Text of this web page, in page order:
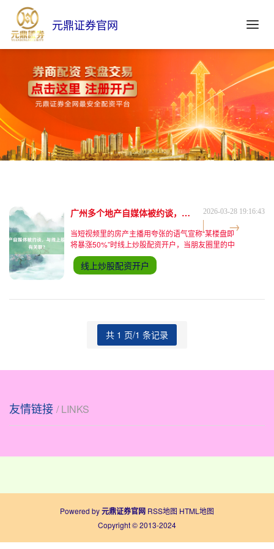
元鼎证券官网
广州多个地产自媒体被约谈，与线上股票配资乱象有关联？ 2026-03-28 19:16:43
当短视频里的房产主播用夸张的语气宣称“某楼盘即
将暴涨50%”时线上炒股配资开户，当朋友圈里的中
介截图展示“客户连夜排队抢房”时，这些被算法推送
的碎片化信息，正在重塑普通人对房地产市场的认
知。广州市近期
线上炒股配资开户
共 1 页/1 条记录
友情链接 / LINKS
Powered by元鼎证券官网 RSS地图 HTML地图
Copyright© 2013-2024